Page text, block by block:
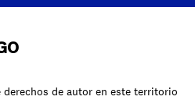
derechos de autor en este territorio